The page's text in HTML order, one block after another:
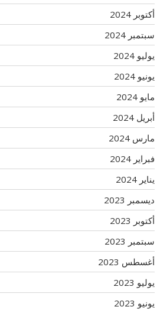
أكتوبر 2024
سبتمبر 2024
يوليو 2024
يونيو 2024
مايو 2024
أبريل 2024
مارس 2024
فبراير 2024
يناير 2024
ديسمبر 2023
أكتوبر 2023
سبتمبر 2023
أغسطس 2023
يوليو 2023
يونيو 2023